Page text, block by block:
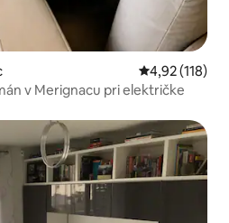
Priemerné
4,92 (118)
v Merignacu pri električke